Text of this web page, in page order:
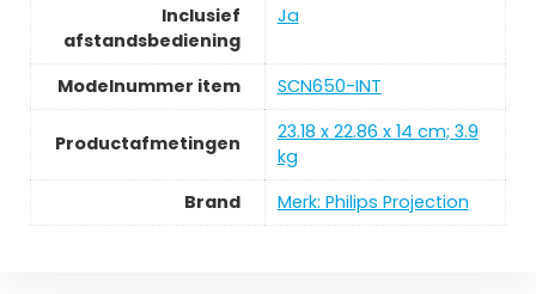
Inclusief
afstandsbediening
‎Ja
Modelnummer item ‎SCN650-INT
Productafmetingen
‎23.18 x 22.86 x 14 cm; 3.9
kg
Brand
Merk: Philips Projection